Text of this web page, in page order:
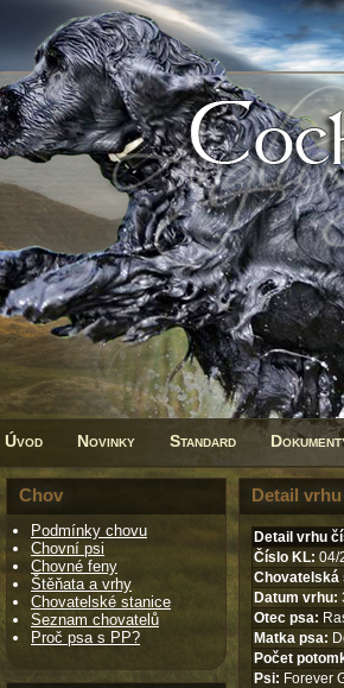
Úvod Novinky Standard
Chov
Podmínky chovu
Chovní psi
Chovné feny
Štěňata a vrhy
Chovatelské stanice
Seznam chovatelů
Proč psa s PP?
Detail
Detail vrhu
Číslo KL: 04/
Chovatelská
Datum vrhu:
Otec psa:
Matka psa:
Počet
Psi: Forever